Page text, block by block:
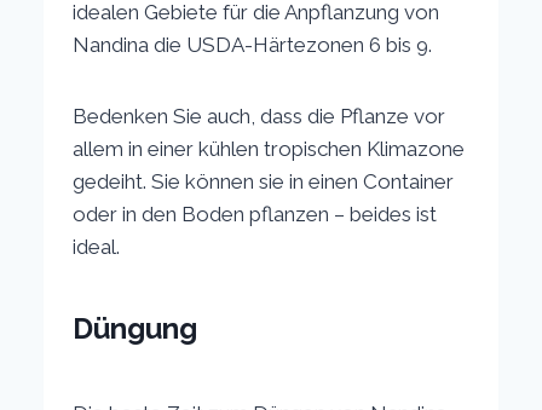
idealen Gebiete für die Anpflanzung von
Nandina die USDA-Härtezonen 6 bis 9.
Bedenken Sie auch, dass die Pflanze vor
allem in einer kühlen tropischen Klimazone
gedeiht. Sie können sie in einen Container
oder in den Boden pflanzen – beides ist
ideal.
Düngung